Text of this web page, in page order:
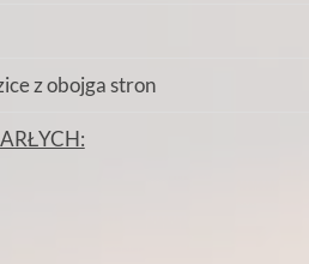
z obojga stron